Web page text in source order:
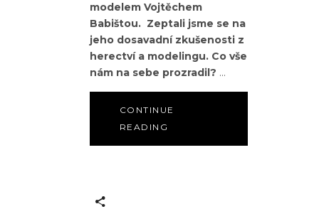
modelem Vojtěchem
Babištou. Zeptali jsme se na
jeho dosavadní zkušenosti z
herectví a modelingu. Co vše
nám na sebe prozradil?
CONTINUE
READING